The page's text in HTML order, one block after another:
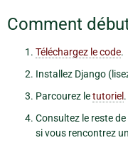
Comment
Téléchargez le code.
Installez Django
Parcourez letutoriel .
Consultez le reste de
si vous rencontrez